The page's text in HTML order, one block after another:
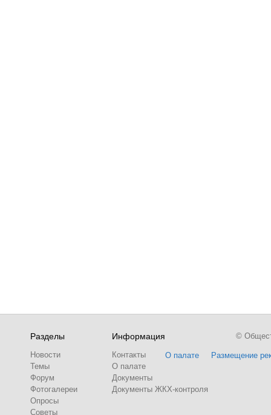
Разделы
Новости
Темы
Форум
Фотогалереи
Опросы
Советы
Информация
Контакты
О палате
Документы
Документы ЖКХ-контроля
О палате Размещение
©